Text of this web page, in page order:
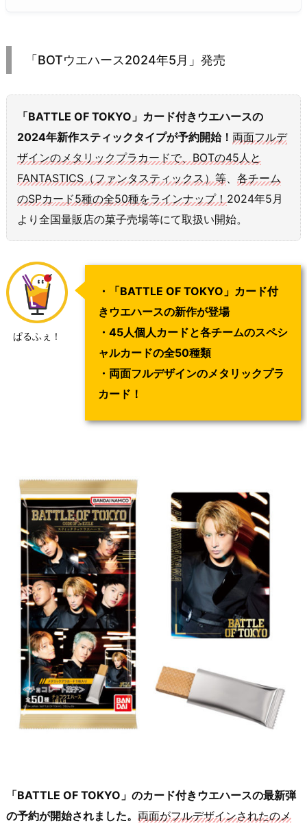
「BOTウエハース2024年5月」発売
「BATTLE OF TOKYO」カード付きウエハースの
2024年新作スティックタイプが予約開始！ 両面フルデ
ザインのメタリックプラカードで、BOTの45人と
FANTASTICS（ファンタスティックス）等、 各チーム
のSPカード5種の全50種をラインナップ！2024年5月
より全国量販店の菓子売場等にて取扱い開始。
ぱるふぇ！
・「BATTLE OF TOKYO」カード付
きウエハースの新作が登場
・45人個人カードと各チームのスペシ
ャルカードの全50種類
・両面フルデザインのメタリックプラ
カード！
「BATTLE OF TOKYO」のカード付きウエハースの最新弾
の予約が開始されました。 両面がフルデザインされたのメ